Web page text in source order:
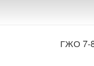
ГЖО 7-8